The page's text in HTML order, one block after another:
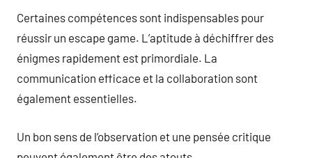
Certaines compétences sont indispensables pour
réussir un escape game. L’aptitude à déchiffrer des
énigmes rapidement est primordiale. La
communication efficace et la collaboration sont
également essentielles.
Un bon sens de l’observation et une pensée critique